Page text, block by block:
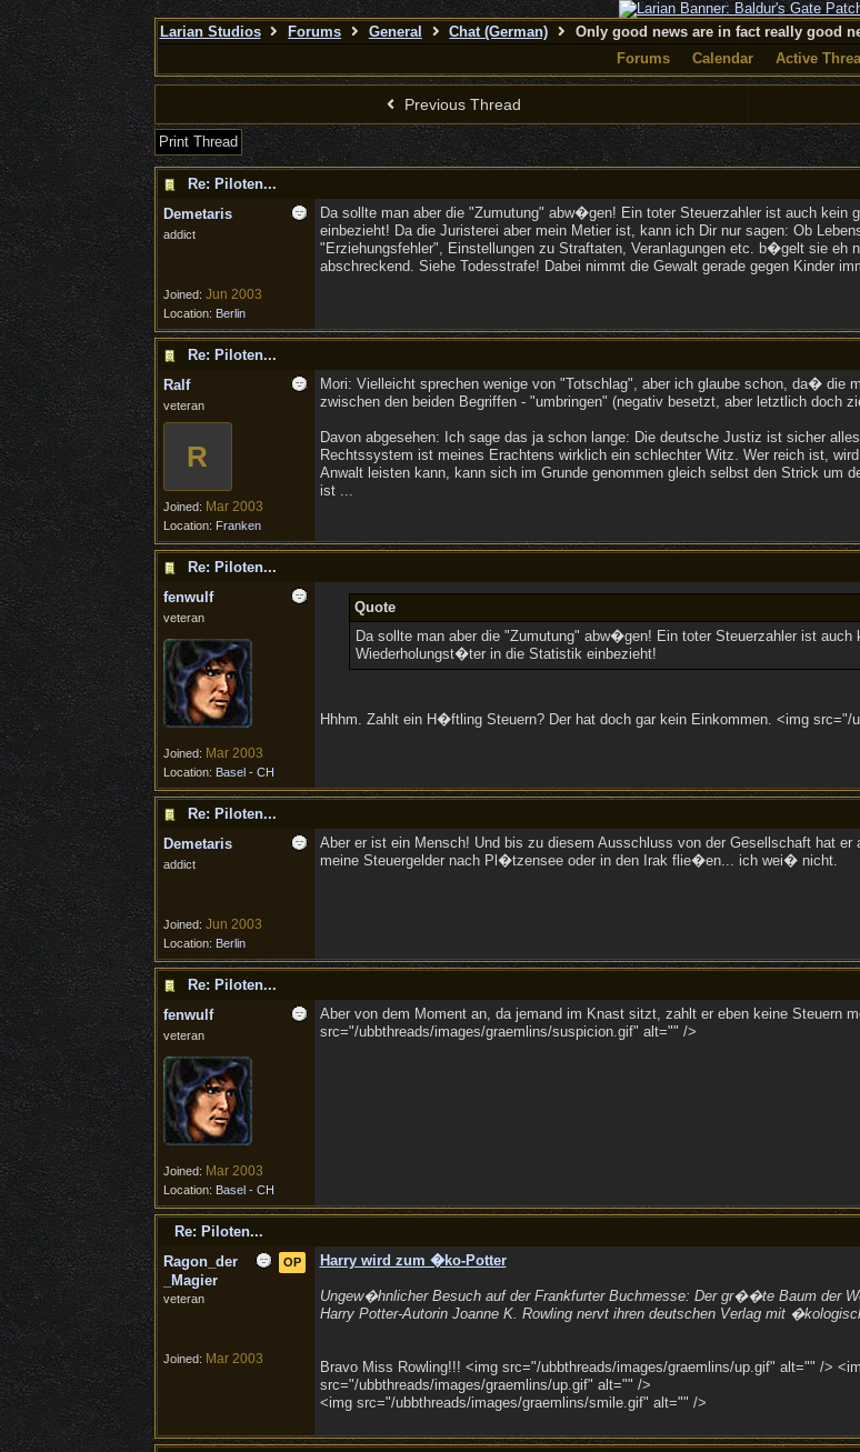
Larian Studios Forums General Chat (German)
Only good news are in fact really good
Forums
Calendar Active
Previous Thread
Print Thread
Re: Piloten...
Demetaris
addict
Joined: Jun 2003
Location: Berlin
Da sollte man aber die "Zumutung" abw�gen! Ein toter Steuerzahler ist auch
einbezieht! Da die Juristerei aber mein Metier ist, kann ich Dir nur sagen: Ob
"Erziehungsfehler", Einstellungen zu Straftaten, Veranlagungen etc. b�gelt sie
abschreckend. Siehe Todesstrafe! Dabei nimmt die Gewalt gerade gegen Kinder
Re: Piloten...
Ralf
veteran
R
Joined: Mar 2003
Location: Franken
Mori: Vielleicht sprechen wenige von "Totschlag", aber ich glaube schon, da�
zwischen den beiden Begriffen - "umbringen" (negativ besetzt, aber letztlich doch
Davon abgesehen: Ich sage das ja schon lange: Die deutsche Justiz ist sicher
Rechtssystem ist meines Erachtens wirklich ein schlechter Witz. Wer reich ist,
Anwalt leisten kann, kann sich im Grunde genommen gleich selbst den Strick um
ist ...
Re: Piloten...
fenwulf
veteran
Joined: Mar 2003
Location: Basel - CH
Quote
Da sollte man aber die "Zumutung" abw�gen! Ein toter Steuerzahler ist auch
Wiederholungst�ter in die Statistik einbezieht!
Hhhm. Zahlt ein H�ftling Steuern? Der hat doch gar kein Einkommen. <img
Re: Piloten...
Demetaris
addict
Joined: Jun 2003
Location: Berlin
Aber er ist ein Mensch! Und bis zu diesem Ausschluss von der Gesellschaft hat
meine Steuergelder nach Pl�tzensee oder in den Irak flie�en... ich wei� nicht.
Re: Piloten...
fenwulf
veteran
Joined: Mar 2003
Location: Basel - CH
Aber von dem Moment an, da jemand im Knast sitzt, zahlt er eben keine Steuern
src="/ubbthreads/images/graemlins/suspicion.gif" alt="" />
Re: Piloten...
OP
Ragon_der
_Magier
veteran
Joined: Mar 2003
Harry wird zum �ko-Potter
Ungew�hnlicher Besuch auf der Frankfurter Buchmesse: Der gr��te Baum der
Harry Potter-Autorin Joanne K. Rowling nervt ihren deutschen Verlag mit
Bravo Miss Rowling!!! <img src="/ubbthreads/images/graemlins/up.gif" alt="" />
src="/ubbthreads/images/graemlins/up.gif" alt="" />
<img src="/ubbthreads/images/graemlins/smile.gif" alt="" />